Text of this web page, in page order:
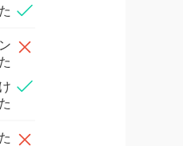
た。
け